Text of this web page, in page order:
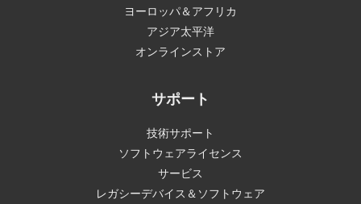
ヨーロッパ＆アフリカ
アジア太平洋
オンラインストア
サポート
技術サポート
ソフトウェアライセンス
サービス
レガシーデバイス＆ソフトウェア